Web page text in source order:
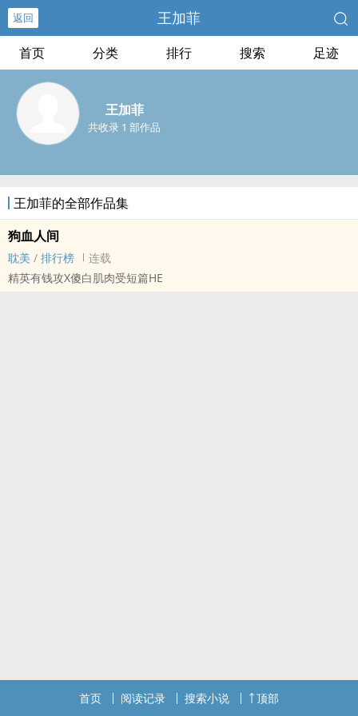
返回 王加菲
首页 分类 排行 搜索 足迹
王加菲
共收录 1 部作品
王加菲的全部作品集
狗血人间
耽美 / 排行榜
连载
精英有钱攻X傻白肌肉受短篇HE
首页 阅读记录 搜索小说 顶部